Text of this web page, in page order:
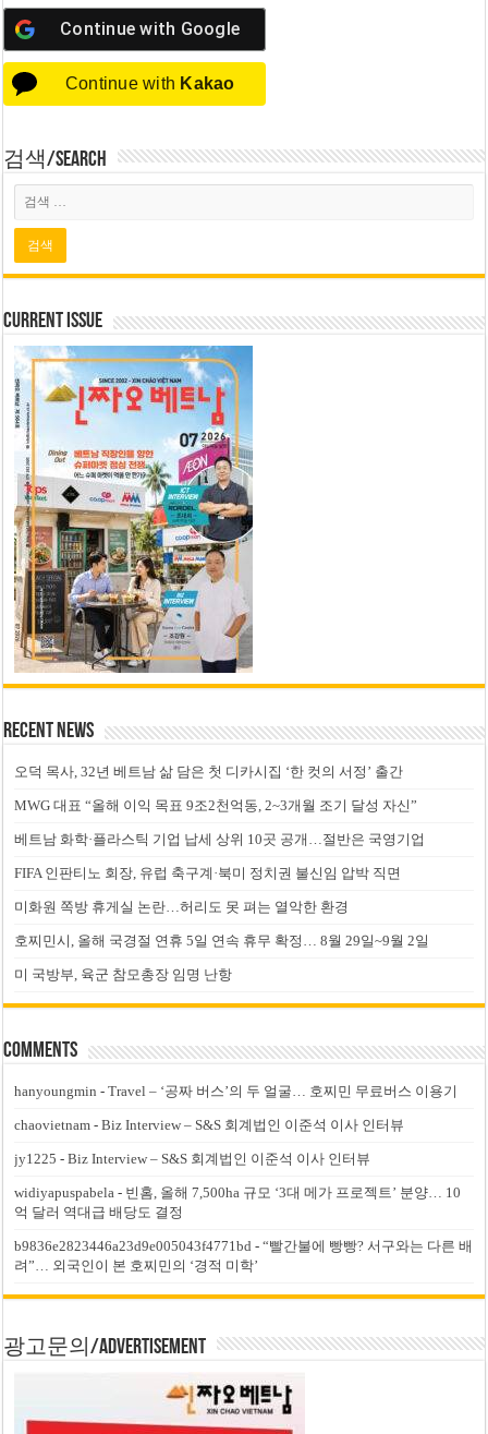
Continue with Google
Continue with Kakao
검색/Search
Current Issue
Recent News
오덕 목사, 32년 베트남 삶 담은 첫 디카시집 ‘한 컷의 서정’ 출간
MWG 대표 “올해 이익 목표 9조2천억동, 2~3개월 조기 달성 자신”
베트남 화학·플라스틱 기업 납세 상위 10곳 공개…절반은 국영기업
FIFA 인판티노 회장, 유럽 축구계·북미 정치권 불신임 압박 직면
미화원 쪽방 휴게실 논란…허리도 못 펴는 열악한 환경
호찌민시, 올해 국경절 연휴 5일 연속 휴무 확정… 8월 29일~9월 2일
미 국방부, 육군 참모총장 임명 난항
Comments
hanyoungmin -Travel – ‘공짜 버스’의 두 얼굴… 호찌민 무료버스 이용기
chaovietnam -Biz Interview – S&S 회계법인 이준석 이사 인터뷰
jy1225 -Biz Interview – S&S 회계법인 이준석 이사 인터뷰
widiyapuspabela - 빈홈, 올해 7,500ha 규모 ‘3대 메가 프로젝트’ 분양… 10
억 달러 역대급 배당도 결정
b9836e2823446a23d9e005043f4771bd -“빨간불에 빵빵? 서구와는 다른 배
려”… 외국인이 본 호찌민의 ‘경적 미학’
광고문의/Advertisement